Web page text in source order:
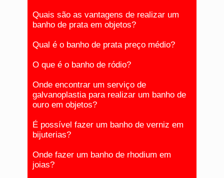
Quais são as vantagens de realizar um
banho de prata em objetos?
Qual é o banho de prata preço médio?
O que é o banho de ródio?
Onde encontrar um serviço de
galvanoplastia para realizar um banho de
ouro em objetos?
É possível fazer um banho de verniz em
bijuterias?
Onde fazer um banho de rhodium em
joias?